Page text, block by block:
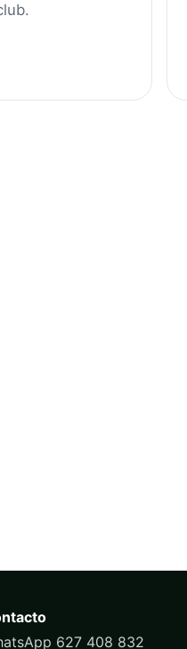
627 408 832